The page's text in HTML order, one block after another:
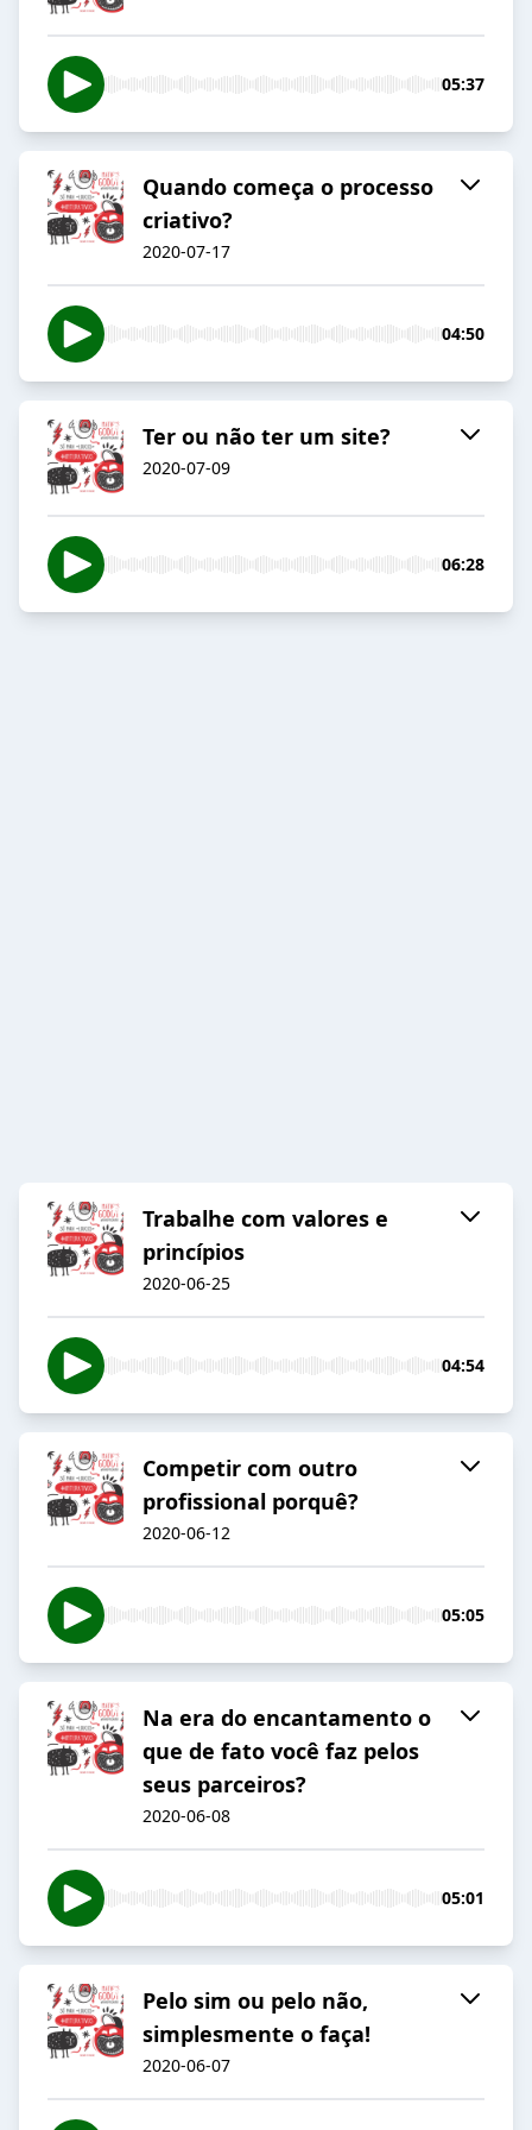
05:37
Quando começa o processo
criativo?
2020-07-17
04:50
Ter ou não ter um site?
2020-07-09
06:28
Trabalhe com valores e
princípios
2020-06-25
04:54
Competir com outro
profissional porquê?
2020-06-12
05:05
Na era do encantamento o
que de fato você faz pelos
seus parceiros?
2020-06-08
05:01
Pelo sim ou pelo não,
simplesmente o faça!
2020-06-07